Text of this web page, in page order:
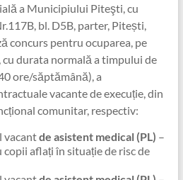
a Municipiului Piteşti, cu
bl. D5B, parter, Pitești,
concurs pentru ocuparea, pe
durata normală a timpului de
ore/săptămână), a
vacante de execuție, din
comunitar, respectiv:
vacantde asistent medical (PL) –
aflați în situație de risc de